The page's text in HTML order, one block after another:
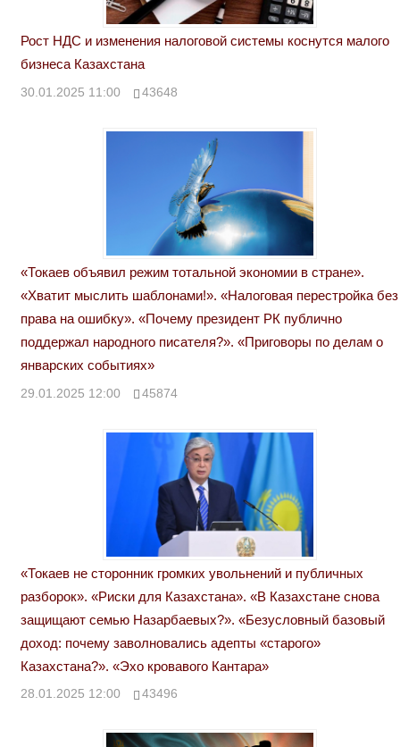
Рост НДС и изменения налоговой системы коснутся малого
бизнеса Казахстана
30.01.2025 11:00 43648
«Токаев объявил режим тотальной экономии в стране».
«Хватит мыслить шаблонами!». «Налоговая перестройка без
права на ошибку». «Почему президент РК публично
поддержал народного писателя?». «Приговоры по делам о
январских событиях»
29.01.2025 12:00 45874
«Токаев не сторонник громких увольнений и публичных
разборок». «Риски для Казахстана». «В Казахстане снова
защищают семью Назарбаевых?». «Безусловный базовый
доход: почему заволновались адепты «старого»
Казахстана?». «Эхо кровавого Кантара»
28.01.2025 12:00 43496